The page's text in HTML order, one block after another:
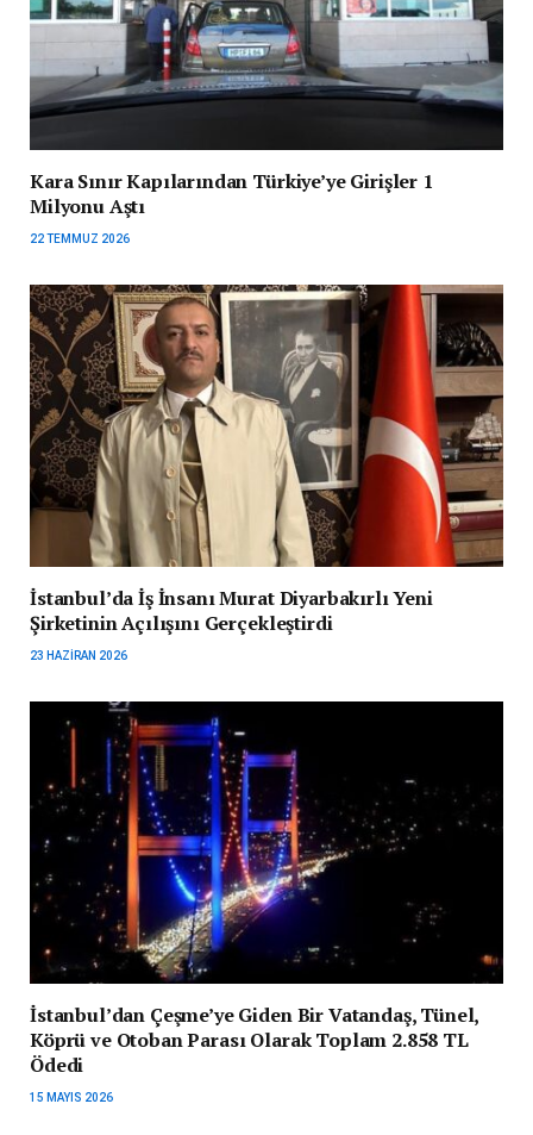
Kara Sınır Kapılarından Türkiye’ye Girişler 1
Milyonu Aştı
22 TEMMUZ 2026
İstanbul’da İş İnsanı Murat Diyarbakırlı Yeni
Şirketinin Açılışını Gerçekleştirdi
23 HAZIRAN 2026
İstanbul’dan Çeşme’ye Giden Bir Vatandaş, Tünel,
Köprü ve Otoban Parası Olarak Toplam 2.858 TL
Ödedi
15 MAYIS 2026